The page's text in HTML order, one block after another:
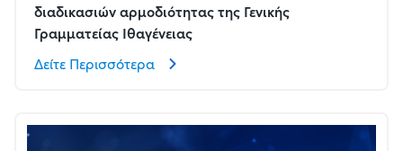
διαδικασιών αρμοδιότητας της Γενικής
Γραμματείας Ιθαγένειας
Δείτε Περισσότερα